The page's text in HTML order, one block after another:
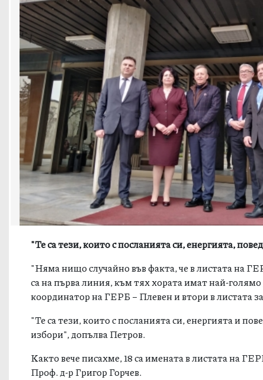
"Те са тези, които с посланията си, енергията,
"Няма нищо случайно във факта, че в листата на
са на първа линия, към тях хората имат най-
координатор на ГЕРБ – Плевен и втори в листата
"Те са тези, които с посланията си, енергията и
избори", допълва Петров.
Kaкто вече писахме, 18 са имената в листата на
Проф. д-р Григор Горчев.